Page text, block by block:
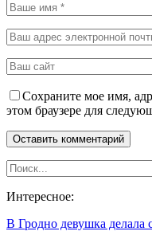
Сохраните мое имя,
этом браузере для
Интересное:
В Гродно девушка делала